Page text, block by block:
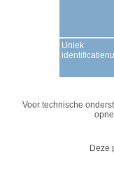
Uniek
Voor technische
Deze